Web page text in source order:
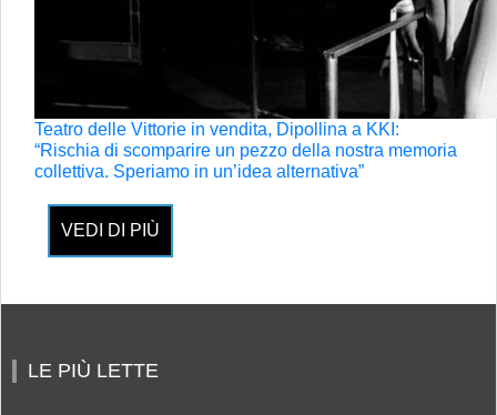
Teatro delle Vittorie in vendita, Dipollina a KKI:
“Rischia di scomparire un pezzo della nostra memoria
collettiva. Speriamo in un’idea alternativa”
VEDI DI PIÙ
LE PIÙ LETTE